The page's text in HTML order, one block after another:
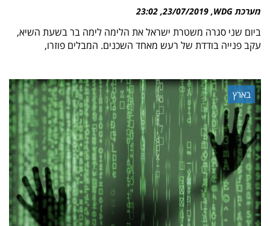
מערכת WDG 23/07/2019
23:02
ביום שני סגרה משטרת ישראל את הלימה לימה בר בשעת השיא,
עקב פנייה בודדת של רעש מאחד השכנים. המבלים פוזרו,
בארץ